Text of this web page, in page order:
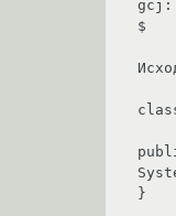
gcj:
$
}